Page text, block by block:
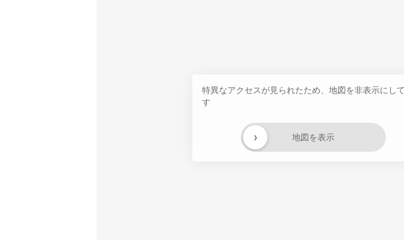
特異なアクセスが見られたため、地図を非表示にし
す
地図を表示
›